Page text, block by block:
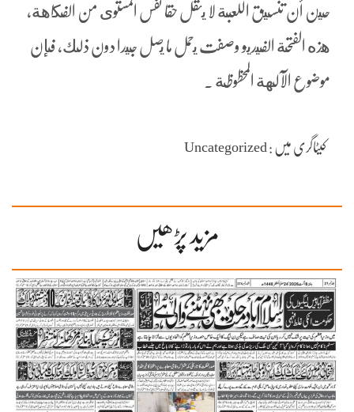
حين أن تنسيق اللعبة لا ينقل حقا نفس المستوى من الفكاهة,
هذه الفتحة الفيديو وصفت يحمل ما يصل جيدا دون ذلك، فإن
موضوع الآلهة المحظوظة .
کیٹاگری میں : Uncategorized
مزید پڑھیں